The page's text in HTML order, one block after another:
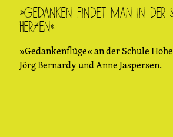
»Gedanken findet man in der
Herzen«
»Gedankenflüge« an der Schule
Jörg Bernardy und Anne Jaspersen.